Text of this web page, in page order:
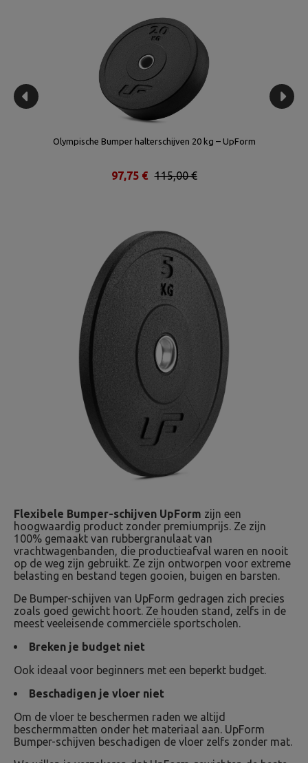
Olympische Bumper halterschijven 20 kg – UpForm
115,00 €
97,75 €
Flexibele Bumper-schijven UpForm zijn een
hoogwaardig product zonder premiumprijs. Ze zijn
100% gemaakt van rubbergranulaat van
vrachtwagenbanden, die productieafval waren en nooit
op de weg zijn gebruikt. Ze zijn ontworpen voor extreme
belasting en bestand tegen gooien, buigen en barsten.
De Bumper-schijven van UpForm gedragen zich precies
zoals goed gewicht hoort. Ze houden stand, zelfs in de
meest veeleisende commerciële sportscholen.
Breken je budget niet
Ook ideaal voor beginners met een beperkt budget.
Beschadigen je vloer niet
Om de vloer te beschermen raden we altijd
beschermmatten onder het materiaal aan. UpForm
Bumper-schijven beschadigen de vloer zelfs zonder mat.